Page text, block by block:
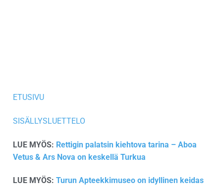
ETUSIVU
SISÄLLYSLUETTELO
LUE MYÖS: Rettigin palatsin kiehtova tarina – Aboa
Vetus & Ars Nova on keskellä Turkua
LUE MYÖS: Turun Apteekkimuseo on idyllinen keidas